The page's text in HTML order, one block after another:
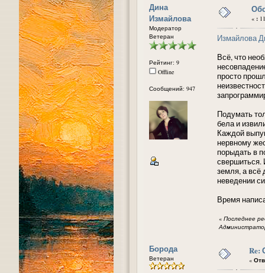
Дина
Измайлова
Модератор
Ветеран
Рейтинг: 9
Offline
Сообщений: 947
« :
Измайлова
Всё, что
просто
Подумать
бела и
Каждой
нервному
порыдать в
свершиться.
земля, а всё
неведении
Время
« Последнее
Борода
Ветеран
Re:
«